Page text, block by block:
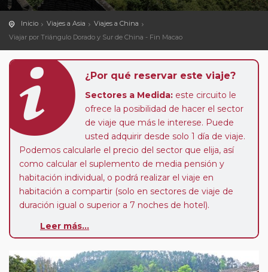
Inicio Viajes a Asia
Viajes a China
Viajar por Triángulo Dorado y Sur de China - Fin Macao
¿Por qué reservar este viaje?
Sectores a Medida: este circuito le
ofrece la posibilidad de hacer el sector
de viaje que más le interese. Puede
usted adquirir desde solo 1 día de viaje.
Podemos calcularle el precio del sector que elija, así
como calcular el suplemento de media pensión y
habitación individual, o podrá realizar el viaje en
habitación a compartir (solo en sectores de viaje de
duración igual o superior a 7 noches de hotel).
Pasajero Club:este circuito, en cualquier época del
nosotros en los últimos 3 años y que pertenezcan a
Leer más...